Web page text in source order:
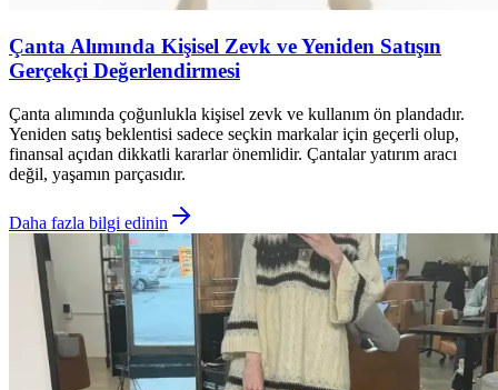
Çanta Alımında Kişisel Zevk ve Yeniden Satışın
Gerçekçi Değerlendirmesi
Çanta alımında çoğunlukla kişisel zevk ve kullanım ön plandadır.
Yeniden satış beklentisi sadece seçkin markalar için geçerli olup,
finansal açıdan dikkatli kararlar önemlidir. Çantalar yatırım aracı
değil, yaşamın parçasıdır.
Daha fazla bilgi edinin